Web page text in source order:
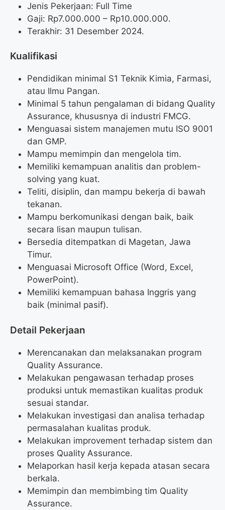
Jenis Pekerjaan: Full Time
Gaji: Rp7.000.000 – Rp10.000.000.
Terakhir: 31 Desember 2024.
Kualifikasi
Pendidikan minimal S1 Teknik Kimia, Farmasi,
atau Ilmu Pangan.
Minimal 5 tahun pengalaman di bidang Quality
Assurance, khususnya di industri FMCG.
Menguasai sistem manajemen mutu ISO 9001
dan GMP.
Mampu memimpin dan mengelola tim.
Memiliki kemampuan analitis dan problem-
solving yang kuat.
Teliti, disiplin, dan mampu bekerja di bawah
tekanan.
Mampu berkomunikasi dengan baik, baik
secara lisan maupun tulisan.
Bersedia ditempatkan di Magetan, Jawa
Timur.
Menguasai Microsoft Office (Word, Excel,
PowerPoint).
Memiliki kemampuan bahasa Inggris yang
baik (minimal pasif).
Detail Pekerjaan
Merencanakan dan melaksanakan program
Quality Assurance.
Melakukan pengawasan terhadap proses
produksi untuk memastikan kualitas produk
sesuai standar.
Melakukan investigasi dan analisa terhadap
permasalahan kualitas produk.
Melakukan improvement terhadap sistem dan
proses Quality Assurance.
Melaporkan hasil kerja kepada atasan secara
berkala.
Memimpin dan membimbing tim Quality
Assurance.